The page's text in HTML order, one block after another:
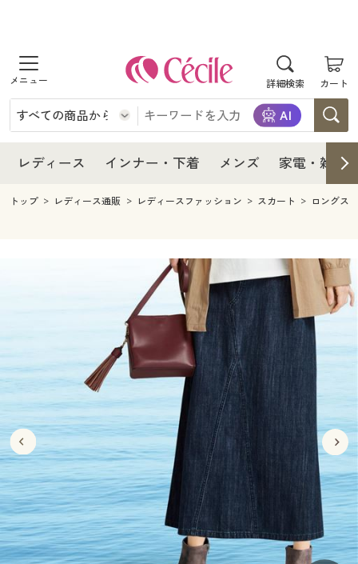
詳細検索 カート
商品を探す
レディース
レディースファッション
インナー・下着
インナー・下着通販すべて
ジュニア・ティーンズ下着
メンズ
キッチン・雑貨・日用品
寝具・インテリア・家具
寝具・インテリア・家具通販すべて
家具・収納
寝具・ベッド
カーテン・ラグ・ファブリック
美容・健康通販すべて
美容・健康・サプリメント
制服・スクール
制服・スクールすべて
制服・学生服
ジュニア・ティーンズ下着
大きいサイズ
大きいサイズ通販すべて
大きいサイズ レディース服
大きいサイズ レディース下着
バーゲン
バーゲンセール
シークレットセール
詳細検索
商品カテゴリ一覧
レディース インナー・下着 メンズ 家電・雑貨
レディース
レディース通販すべて
レディースファッション
インナー・下着
インナー・下着通販すべて
ジュニア・ティーンズ下着
メンズ
キッチン・雑貨・日用品
寝具・インテリア・家具通販すべて
寝具・ベッド
カーテン・ラグ・ファブリック
美容・健康通販すべて
美容・健康・サプリメント
制服・スクールすべて
制服・学生服
ジュニア・ティーンズ下着
大きいサイズ
大きいサイズ通販すべて
大きいサイズ レディース服
大きいサイズ レディース下着
大きいサイズ メンズ
バーゲン
バーゲンセール
シークレットセール
詳細検索
商品カテゴリ一覧
カタログ
トップ レディース通販 レディースファッション スカート ロングス